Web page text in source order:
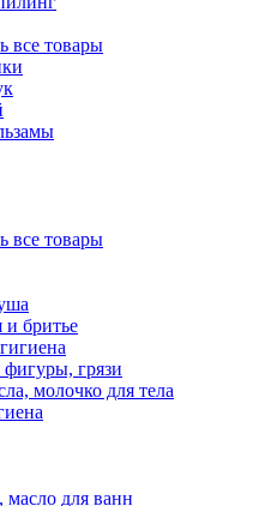
все товары
все товары
и бритье
грязи
молочко для тела
масло для ванн